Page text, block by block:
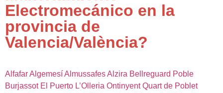
Electromecánico en la
provincia de
Valencia/València?
AlfafarAlgemesí AlmussafesAlzira Bellreguard Poble
Burjassot El Puerto L’Olleria Ontinyent Quart de Poblet